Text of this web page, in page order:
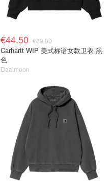
€44.50 €89.00
Carhartt WIP 美式标语女款卫衣 黑
色
Dealmoon